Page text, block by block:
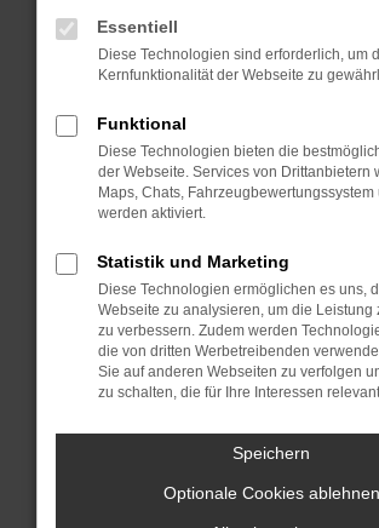
Überprüfe deine Firewall und
Internetverbindung.
deine Suchmaschine?
Prüfe deine
Manche Erweiterungen, wie
können das Laden bestimmter
anderen Browser oder in einem
Fenster?
Starte dein Gerät neu.
Das kann manchmal helfen,
vorübergehende Probleme zu
Stelle sicher, dass dein
Betriebssystem auf dem
Essentiell
Diese Technologien sind erforderlich, um
Kernfunktionalität der Webseite zu
Funktional
Diese Technologien bieten die
der Webseite. Services von Drittanbietern
Maps, Chats, Fahrzeugbewertungssystem
werden aktiviert.
Statistik und Marketing
Diese Technologien ermöglichen es uns,
Webseite zu analysieren, um die Leistung
zu verbessern. Zudem werden
die von dritten Werbetreibenden
Sie auf anderen Webseiten zu verfolgen
zu schalten, die für Ihre Interessen
Speichern
Optionale Cookies ablehnen